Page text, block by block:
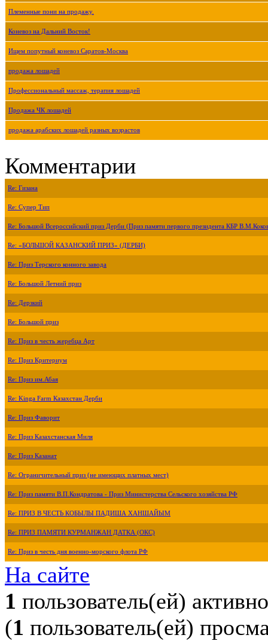
Племенные пони на продажу.
Коневоз на Дальний Восток!
Ищем попутный коневоз Саратов-Москва
продажа лошадей
Профессиональный массаж, терапия лошадей
Продажа ЧК лошадей
продажа арабских лошадей разных возрастов
Комментарии
Re: Гизана
Re: Супер Тип
Re: Большой Всероссийский приз Дерби (Приз памяти первого президента КБР
Re: «БОЛЬШОЙ КАЗАНСКИЙ ПРИЗ» (ДЕРБИ)
Re: Приз Терского конного завода
Re: Большой Летний приз
Re: Дерзкий
Re: Большой приз
Re: Приз в честь жеребца Арт
Re: Приз Критериум
Re: Приз им.Абая
Re: Kinga Farm Казахстан Дерби
Re: Приз Фаворит
Re: Приз Казахстанская Миля
Re: Приз Казанат
Re: Ограничительный приз (не имеющих платных мест)
Re: Приз памяти В.П.Кондратова - Приз Министерства Сельского хозяйства РФ
Re: ПРИЗ В ЧЕСТЬ КОБЫЛЫ ПАДИША ХАНШАЙЫМ
Re: ПРИЗ ПАМЯТИ КУРМАНЖАН ДАТКА (ОКС)
Re: Приз в честь дня военно-морского флота РФ
На сайте
1 пользователь(ей) активно
(1 пользователь(ей)